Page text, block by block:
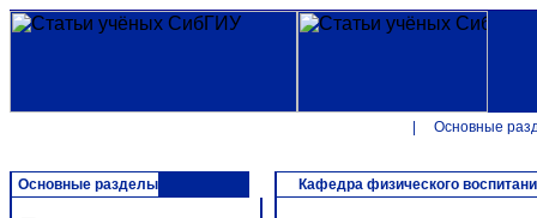
Основные
Основные разделы Кафедра физического